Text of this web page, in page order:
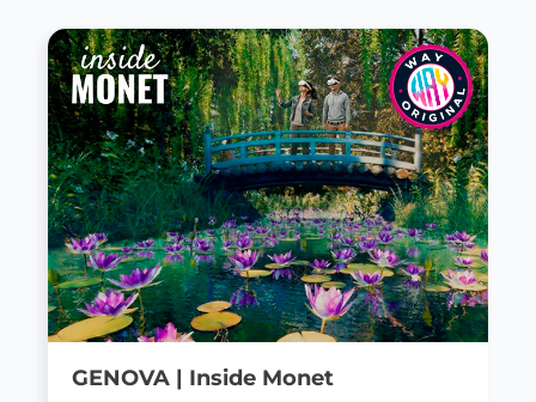
GENOVA | Inside Monet